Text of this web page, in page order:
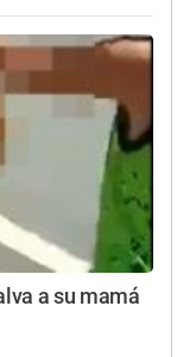
a su mamá